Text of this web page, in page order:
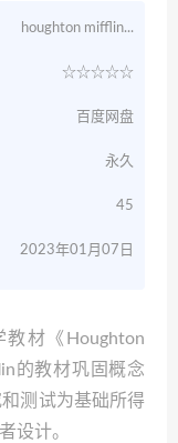
houghton mifflin...
☆☆☆☆☆
百度网盘
永久
45
2023年01月07日
材《Houghton
的教材巩固概念
测试为基础所得
设计。